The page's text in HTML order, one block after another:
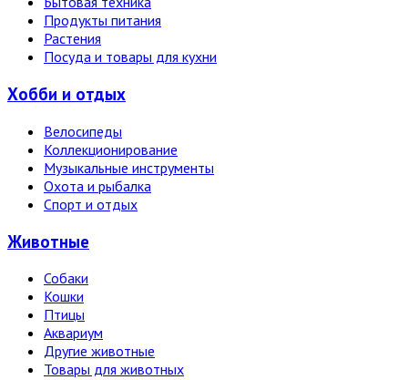
Продукты питания
Растения
Посуда и товары для кухни
Хобби и отдых
Велосипеды
Коллекционирование
Музыкальные инструменты
Охота и рыбалка
Спорт и отдых
Животные
Собаки
Кошки
Птицы
Аквариум
Другие животные
Товары для животных